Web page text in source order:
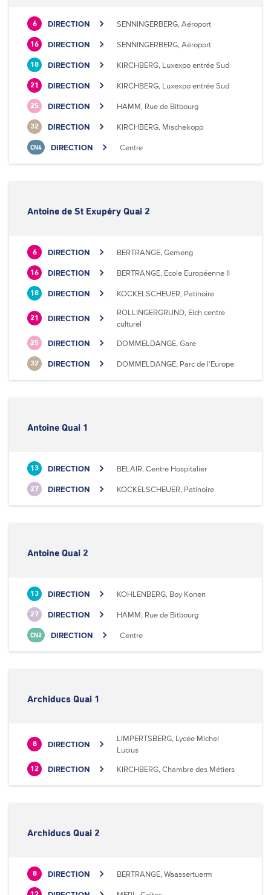
6 DIRECTION SENNINGERBERG, Aéroport
16 DIRECTION SENNINGERBERG, Aéroport
18 DIRECTION KIRCHBERG, Luxexpo entrée Sud
21 DIRECTION KIRCHBERG, Luxexpo entrée Sud
25 DIRECTION HAMM, Rue de Bitbourg
32 DIRECTION KIRCHBERG, Mischekopp
CN4 DIRECTION Centre
Antoine de St Exupéry Quai 2
6 DIRECTION BERTRANGE, Gemeng
16 DIRECTION BERTRANGE, Ecole Européenne II
18 DIRECTION KOCKELSCHEUER, Patinoire
21 DIRECTION
ROLLINGERGRUND, Eich centre
culturel
25 DIRECTION DOMMELDANGE, Gare
32 DIRECTION DOMMELDANGE, Parc de l'Europe
Antoine Quai 1
13 DIRECTION BELAIR, Centre Hospitalier
27 DIRECTION KOCKELSCHEUER, Patinoire
Antoine Quai 2
13 DIRECTION KOHLENBERG, Boy Konen
27 DIRECTION HAMM, Rue de Bitbourg
CN2 DIRECTION Centre
Archiducs Quai 1
8 DIRECTION
LIMPERTSBERG, Lycée Michel
Lucius
12 DIRECTION KIRCHBERG, Chambre des Métiers
Archiducs Quai 2
8 DIRECTION BERTRANGE, Waassertuerm